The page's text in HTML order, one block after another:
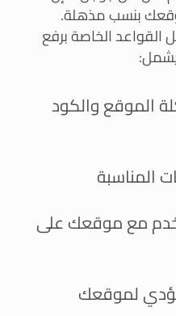
بنسب مذهلة.
الخاصة برفع
الموقع والكود
المناسبة
مع موقعك على
لموقعك